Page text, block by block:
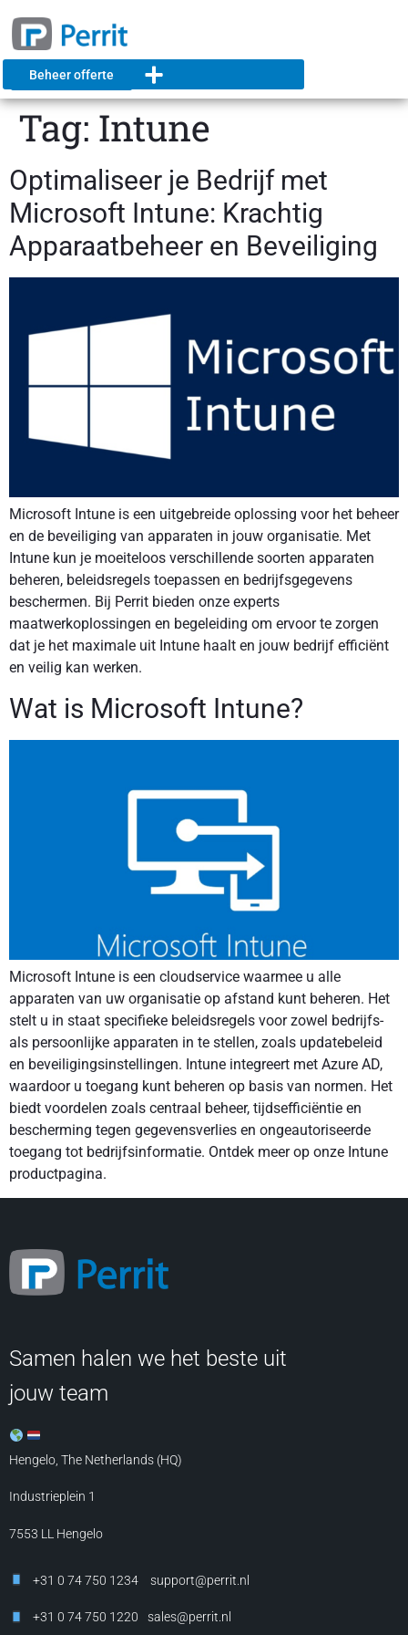
Beheer offerte
Tag: Intune
Optimaliseer je Bedrijf met
Microsoft Intune: Krachtig
Apparaatbeheer en Beveiliging
Microsoft Intune is een uitgebreide oplossing voor het beheer
en de beveiliging van apparaten in jouw organisatie. Met
Intune kun je moeiteloos verschillende soorten apparaten
beheren, beleidsregels toepassen en bedrijfsgegevens
beschermen. Bij Perrit bieden onze experts
maatwerkoplossingen en begeleiding om ervoor te zorgen
dat je het maximale uit Intune haalt en jouw bedrijf efficiënt
en veilig kan werken.
Wat is Microsoft Intune?
Microsoft Intune is een cloudservice waarmee u alle
apparaten van uw organisatie op afstand kunt beheren. Het
stelt u in staat specifieke beleidsregels voor zowel bedrijfs-
als persoonlijke apparaten in te stellen, zoals updatebeleid
en beveiligingsinstellingen. Intune integreert met Azure AD,
waardoor u toegang kunt beheren op basis van normen. Het
biedt voordelen zoals centraal beheer, tijdsefficiëntie en
bescherming tegen gegevensverlies en ongeautoriseerde
toegang tot bedrijfsinformatie. Ontdek meer op onze Intune
productpagina.
Samen halen we het beste uit
jouw team
Hengelo, The Netherlands (HQ)
Industrieplein 1
7553 LL Hengelo
+31 0 74 750 1234 support@perrit.nl
+31 0 74 750 1220 sales@perrit.nl